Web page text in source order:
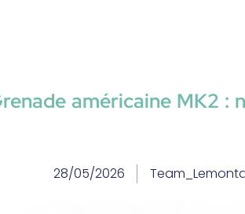
américaine MK2 :
28/05/2026